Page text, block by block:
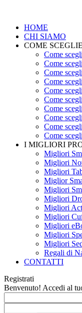
HOME
CHI SIAMO
COME
Come
Come
Come
Come
Come
Come
Come
Come
Come
Come
I MIGLIORI
Migliori
Migliori
Migliori
Miglior
Migliori
Migliori
Migliori
Migliori
Migliori
Migliori
Migliori
Regali di
CONTATTI
Registrati
Benvenuto! Accedi al